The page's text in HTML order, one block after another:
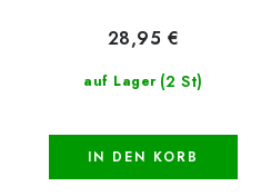
auf Lager (2 St)
28,95 €
IN DEN KORB